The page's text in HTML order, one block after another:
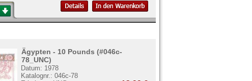
Ägypten - 10 Pounds (#046c-
78_UNC)
Datum: 1978
Katalognr.: 046c-78